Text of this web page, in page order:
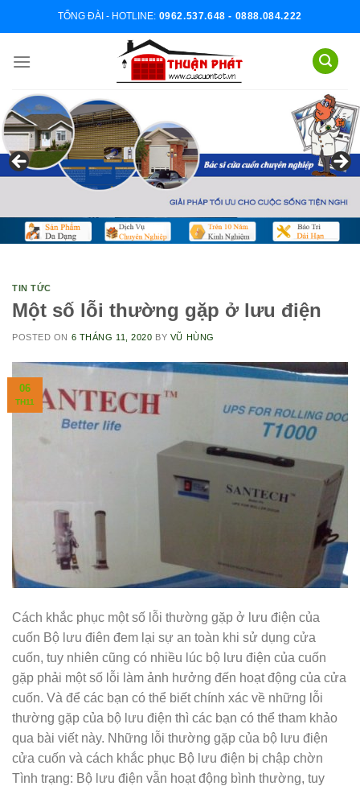
TỔNG ĐÀI - HOTLINE: 0962.537.648 - 0888.084.222
TIN TỨC
Một số lỗi thường gặp ở lưu điện
POSTED ON 6 THÁNG 11, 2020 BY VŨ HÙNG
06
TH11
Cách khắc phục một số lỗi thường gặp ở lưu điện của
cuốn Bộ lưu điên đem lại sự an toàn khi sử dụng cửa
cuốn, tuy nhiên cũng có nhiều lúc bộ lưu điện của cuốn
gặp phải một số lỗi làm ảnh hưởng đến hoạt động của cửa
cuốn. Và để các bạn có thể biết chính xác về những lỗi
thường gặp của bộ lưu điện thì các bạn có thể tham khảo
qua bài viết này. Những lỗi thường gặp của bộ lưu điện
cửa cuốn và cách khắc phục Bộ lưu điện bị chập chờn
Tình trạng: Bộ lưu điện vẫn hoạt động bình thường, tuy